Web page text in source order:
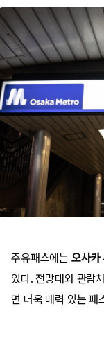
주유패스에는 오사카
있다. 전망대와 관람
면 더욱 매력 있는 패